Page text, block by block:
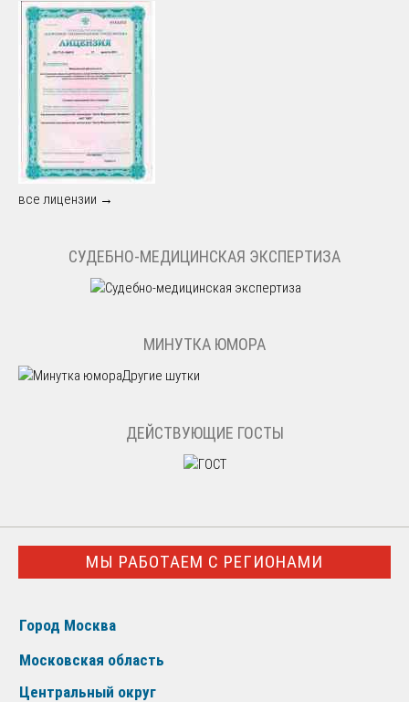
все лицензии →
СУДЕБНО-МЕДИЦИНСКАЯ ЭКСПЕРТИЗА
МИНУТКА ЮМОРА
Другие шутки
ДЕЙСТВУЮЩИЕ ГОСТЫ
МЫ РАБОТАЕМ С РЕГИОНАМИ
Город Москва
Московская область
Центральный округ